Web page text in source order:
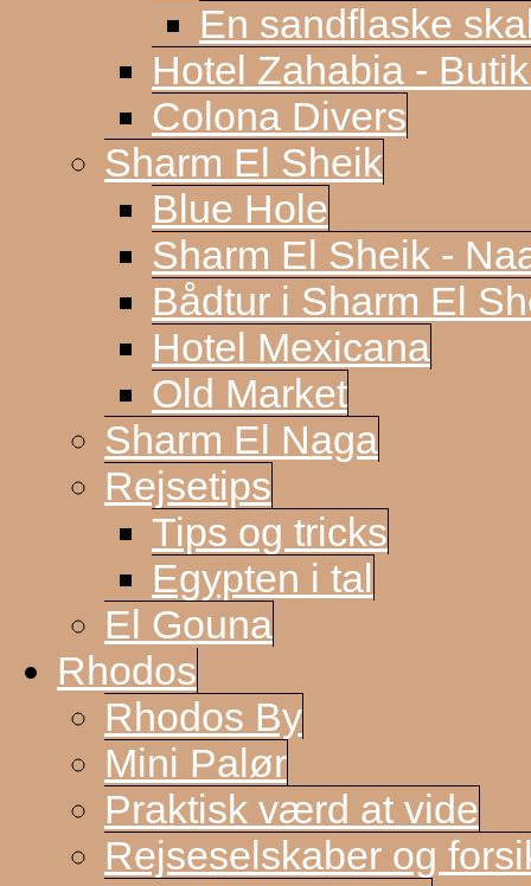
En sandflaske
Hotel Zahabia -
Colona Divers
Sharm El Sheik
Blue Hole
Sharm El Sheik -
Bådtur i Sharm El
Hotel Mexicana
Old Market
Sharm El Naga
Rejsetips
Tips og tricks
Egypten i tal
El Gouna
Rhodos
Rhodos By
Mini Palør
Praktisk værd at vide
Rejseselskaber og